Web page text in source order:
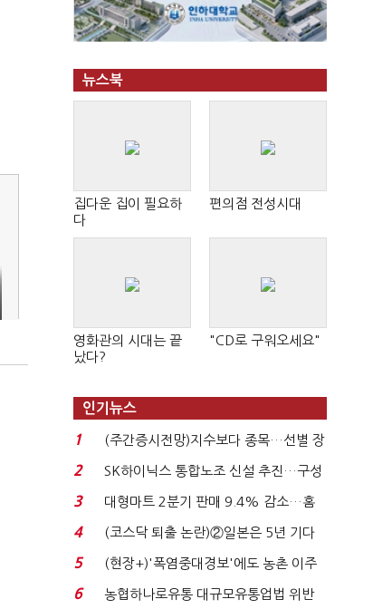
뉴스북
집다운 집이 필요하
다
편의점 전성시대
영화관의 시대는 끝
났다?
"CD로 구워오세요"
인기뉴스
1
(주간증시전망)지수보다 종목…선별 장
세 이어진다...
2
SK하이닉스 통합노조 신설 추진…구성
원간 성과급 불...
3
대형마트 2분기 판매 9.4% 감소…홈
플러스 사태 여파...
4
(코스닥 퇴출 논란)②일본은 5년 기다
려주는데 우리는 ...
5
(현장+)'폭염중대경보'에도 농촌 이주
노동자는 강행군…'야...
6
농협하나로유통 대규모유통업법 위반